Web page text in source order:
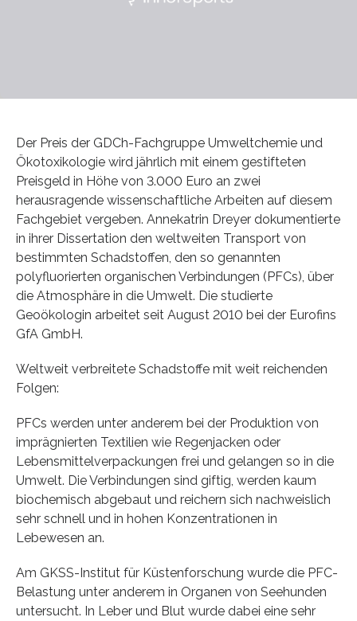
Der Preis der GDCh-Fachgruppe Umweltchemie und
Ökotoxikologie wird jährlich mit einem gestifteten
Preisgeld in Höhe von 3.000 Euro an zwei
herausragende wissenschaftliche Arbeiten auf diesem
Fachgebiet vergeben. Annekatrin Dreyer dokumentierte
in ihrer Dissertation den weltweiten Transport von
bestimmten Schadstoffen, den so genannten
polyfluorierten organischen Verbindungen (PFCs), über
die Atmosphäre in die Umwelt. Die studierte
Geoökologin arbeitet seit August 2010 bei der Eurofins
GfA GmbH.
Weltweit verbreitete Schadstoffe mit weit reichenden
Folgen:
PFCs werden unter anderem bei der Produktion von
imprägnierten Textilien wie Regenjacken oder
Lebensmittelverpackungen frei und gelangen so in die
Umwelt. Die Verbindungen sind giftig, werden kaum
biochemisch abgebaut und reichern sich nachweislich
sehr schnell und in hohen Konzentrationen in
Lebewesen an.
Am GKSS-Institut für Küstenforschung wurde die PFC-
Belastung unter anderem in Organen von Seehunden
untersucht. In Leber und Blut wurde dabei eine sehr